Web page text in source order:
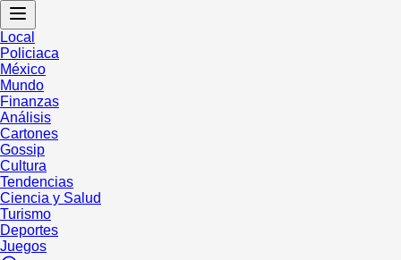
Local
Policiaca
México
Mundo
Finanzas
Análisis
Cartones
Gossip
Cultura
Tendencias
Ciencia y Salud
Turismo
Deportes
Juegos